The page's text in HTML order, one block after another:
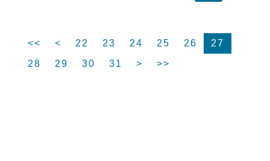
<< < 22 23 24 25 26
27
28
29 30 31 > >>